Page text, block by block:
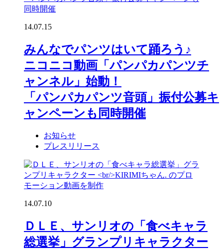
14.07.15
みんなでパンツはいて踊ろう♪
ニコニコ動画「パンパカパンツチ
ャンネル」始動！
「パンパカパンツ音頭」振付公募キ
ャンペーンも同時開催
お知らせ
プレスリリース
14.07.10
ＤＬＥ、サンリオの「食べキャラ
総選挙」グランプリキャラクター